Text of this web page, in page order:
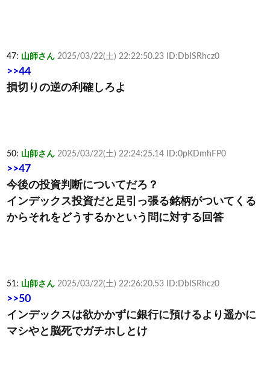
47: 山師さん 2025/03/22(土) 22:22:50.23 ID:DbISRhcz0
>>44
損切りの逆の利確しろよ
50: 山師さん 2025/03/22(土) 22:24:25.14 ID:0pKDmhFP0
>>47
今後の投資判断についてだろ？
インデックス投資だと足引っ張る銘柄がついてくる
からそれをどうするかという問に対する回答
51: 山師さん 2025/03/22(土) 22:26:20.53 ID:DbISRhcz0
>>50
インデックスは欲かかずに銀行に預けるより遥かに
マシやと脳死でガチホしとけ